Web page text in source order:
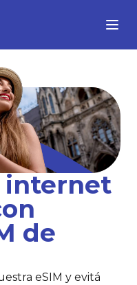
internet
de
eSIM y evitá